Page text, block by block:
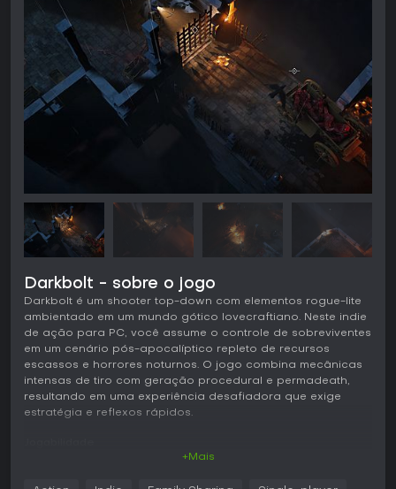
Darkbolt - sobre o jogo
Darkbolt é um shooter top-down com elementos rogue-lite
ambientado em um mundo gótico lovecraftiano. Neste indie
de ação para PC, você assume o controle de sobreviventes
em um cenário pós-apocalíptico repleto de recursos
escassos e horrores noturnos. O jogo combina mecânicas
intensas de tiro com geração procedural e permadeath,
resultando em uma experiência desafiadora que exige
estratégia e reflexos rápidos.
+Mais